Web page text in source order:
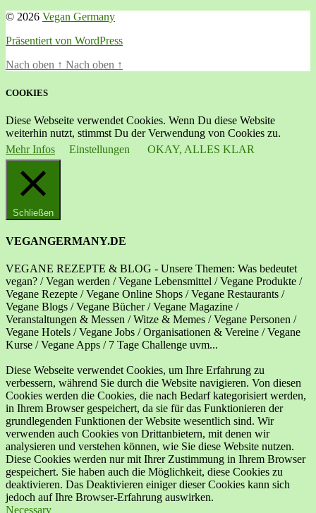
© 2026 Vegan Germany
Präsentiert von WordPress
Nach oben ↑ Nach oben ↑
COOKIES
Diese Webseite verwendet Cookies. Wenn Du diese Website
weiterhin nutzt, stimmst Du der Verwendung von Cookies zu.
Mehr Infos
Einstellungen OKAY, ALLES KLAR
Schließen
VEGANGERMANY.DE
VEGANE REZEPTE & BLOG - Unsere Themen: Was bedeutet
vegan? / Vegan werden / Vegane Lebensmittel / Vegane Produkte /
Vegane Rezepte / Vegane Online Shops / Vegane Restaurants /
Vegane Blogs / Vegane Bücher / Vegane Magazine /
Veranstaltungen & Messen / Witze & Memes / Vegane Personen /
Vegane Hotels / Vegane Jobs / Organisationen & Vereine / Vegane
Kurse / Vegane Apps / 7 Tage Challenge uvm...
Diese Webseite verwendet Cookies, um Ihre Erfahrung zu
verbessern, während Sie durch die Website navigieren. Von diesen
Cookies werden die Cookies, die nach Bedarf kategorisiert werden,
in Ihrem Browser gespeichert, da sie für das Funktionieren der
grundlegenden Funktionen der Website wesentlich sind. Wir
verwenden auch Cookies von Drittanbietern, mit denen wir
analysieren und verstehen können, wie Sie diese Website nutzen.
Diese Cookies werden nur mit Ihrer Zustimmung in Ihrem Browser
gespeichert. Sie haben auch die Möglichkeit, diese Cookies zu
deaktivieren. Das Deaktivieren einiger dieser Cookies kann sich
jedoch auf Ihre Browser-Erfahrung auswirken.
Necessary